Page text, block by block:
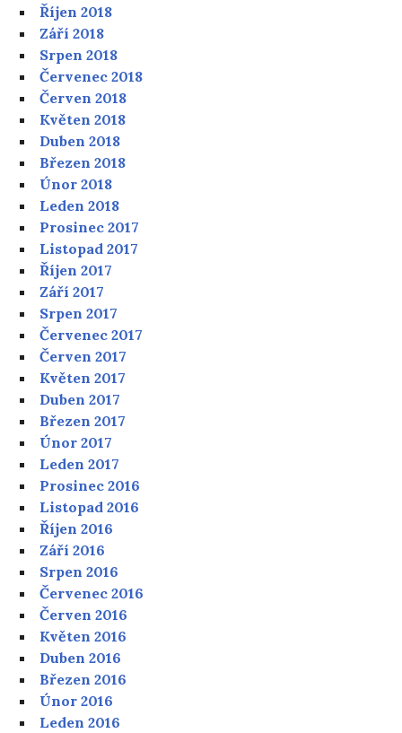
Říjen 2018
Září 2018
Srpen 2018
Červenec 2018
Červen 2018
Květen 2018
Duben 2018
Březen 2018
Únor 2018
Leden 2018
Prosinec 2017
Listopad 2017
Říjen 2017
Září 2017
Srpen 2017
Červenec 2017
Červen 2017
Květen 2017
Duben 2017
Březen 2017
Únor 2017
Leden 2017
Prosinec 2016
Listopad 2016
Říjen 2016
Září 2016
Srpen 2016
Červenec 2016
Červen 2016
Květen 2016
Duben 2016
Březen 2016
Únor 2016
Leden 2016